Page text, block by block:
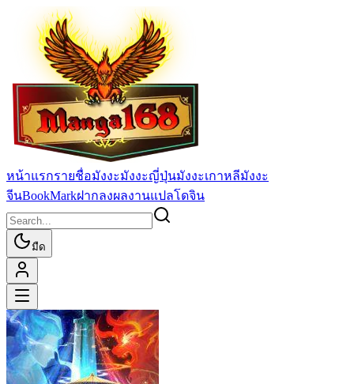
หน้าแรกรายชื่อมังงะมังงะญี่ปุ่นมังงะเกาหลีมังงะ
จีนBookMarkฝากลงผลงานแปลโดจิน
มืด